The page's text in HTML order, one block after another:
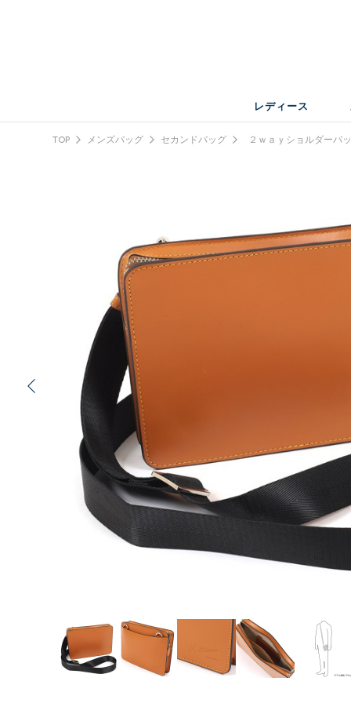
レディース
TOP メンズバッグ セカンドバッグ ２ｗａｙショルダーバ